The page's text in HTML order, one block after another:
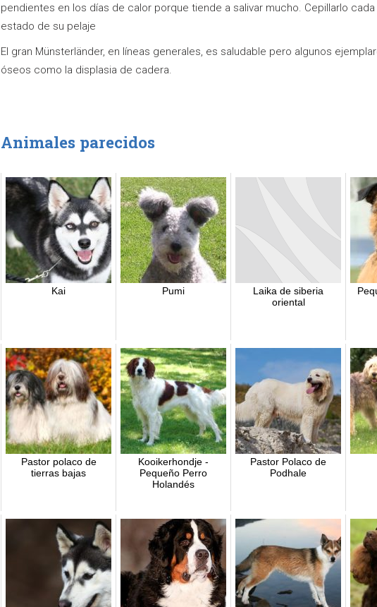
pendientes en los días de calor porque tiende a salivar mucho. Cepillarlo
estado de su pelaje
El gran Münsterländer, en líneas generales, es saludable pero algunos
óseos como la displasia de cadera.
Animales parecidos
Kai Pumi
Laika de siberia
oriental
Pastor polaco de
tierras bajas
Kooikerhondje -
Pequeño Perro
Holandés
Pastor Polaco de
Podhale